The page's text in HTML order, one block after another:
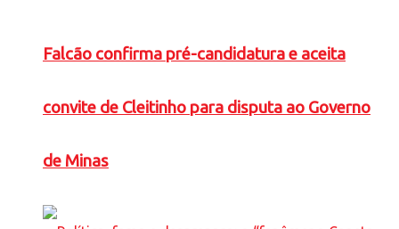
Falcão confirma pré-candidatura e aceita
convite de Cleitinho para disputa ao Governo
de Minas